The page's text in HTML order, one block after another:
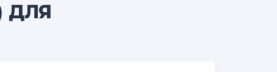
ДЛЯ